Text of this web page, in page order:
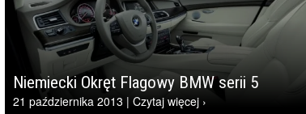
Niemiecki Okręt Flagowy BMW serii 5
21 października 2013 | Czytaj więcej ›